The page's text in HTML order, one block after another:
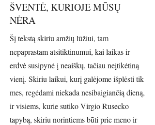
ŠVENTĖ, KURIOJE MŪSŲ
NĖRA
Šį tekstą skiriu amžių lūžiui, tam
nepaprastam atsitiktinumui, kai laikas ir
erdvė susipynė į neaiškų, tačiau neįtikėtiną
vienį. Skiriu laikui, kurį galėjome išplėsti tik
mes, regėdami niekada nesibaigiančią dieną,
ir visiems, kurie sutiko Virgio Rusecko
tapybą, skiriu norintiems būti prie meno ir